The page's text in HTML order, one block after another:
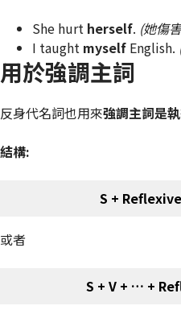
She hurt herself. (她傷
I taught myself English.
用於強調主詞
反身代名詞也用來強調主詞是
結構:
S +
或者
S + V + … +